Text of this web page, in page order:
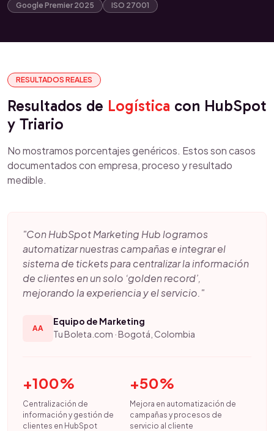
Google Premier 2025
ISO 27001
RESULTADOS REALES
Resultados de Logística con HubSpot
y Triario
No mostramos porcentajes genéricos. Estos son casos
documentados con empresa, proceso y resultado
medible.
"Con HubSpot Marketing Hub logramos
automatizar nuestras campañas e integrar el
sistema de tickets para centralizar la información
de clientes en un solo ‘golden record’,
mejorando la experiencia y el servicio."
AA
Equipo de Marketing
Tu Boleta.com · Bogotá, Colombia
+100%
Centralización de
información y gestión de
clientes en HubSpot
+50%
Mejora en automatización de
campañas y procesos de
servicio al cliente